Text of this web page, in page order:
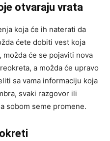
otvaraju vrata
koja će ih naterati da
ćete dobiti vest koja
će se pojaviti nova
a možda će upravo
sa vama informaciju koja
svaki razgovor ili
sobom seme promene.